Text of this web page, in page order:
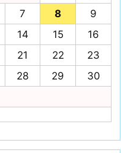
7 8
9
14 15
16
21 22
23
28 29
30